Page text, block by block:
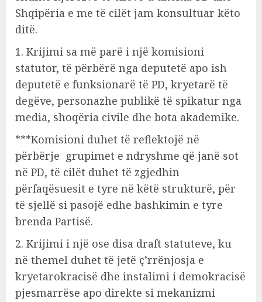
Shqipëria e me të cilët jam konsultuar këto
ditë.
1. Krijimi sa më parë i një komisioni
statutor, të përbërë nga deputetë apo ish
deputetë e funksionarë të PD, kryetarë të
degëve, personazhe publikë të spikatur nga
media, shoqëria civile dhe bota akademike.
***Komisioni duhet të reflektojë në
përbërje grupimet e ndryshme që janë sot
në PD, të cilët duhet të zgjedhin
përfaqësuesit e tyre në këtë strukturë, për
të sjellë si pasojë edhe bashkimin e tyre
brenda Partisë.
2. Krijimi i një ose disa draft statuteve, ku
në themel duhet të jetë ç’rrënjosja e
kryetarokracisë dhe instalimi i demokracisë
pjesmarrëse apo direkte si mekanizmi